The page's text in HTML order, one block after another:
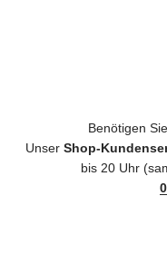
Benötigen
Unser Shop-
bis 20 Uhr